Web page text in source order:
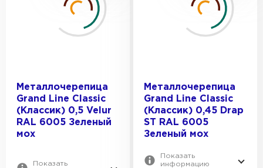
Металлочерепица
Grand Line Classic
(Классик) 0,5 Velur
RAL 6005 Зеленый
мох
Показать
Металлочерепица
Grand Line Classic
(Классик) 0,45 Drap
ST RAL 6005
Зеленый мох
Показать
информацию
Профилированный лист